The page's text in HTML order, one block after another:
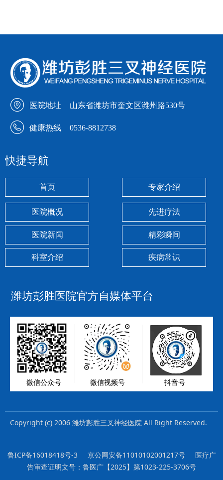
微信公众号 微信视频号 抖音号
医院地址 山东省潍坊市奎文区潍州路530号
健康热线 0536-8812738
鲁ICP备16018418号-3 京公网安备11010102001217号
医疗广
告审查证明文号：鲁医广【2025】第1023-225-3706号
Copyright (c) 2006 潍坊彭胜三叉神经医院 All Right Reserved.
医院概况 先进疗法
医院新闻 精彩瞬间
科室介绍 疾病常识
首页 专家介绍
快捷导航
潍坊彭胜医院官方自媒体平台